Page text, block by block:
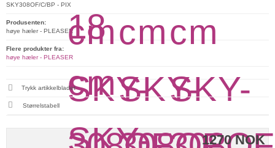
1270 NOK
SKY308OF/C/BP - PIX
Produsenten:
høye hæler - PLEASER
Flere produkter fra:
høye hæler - PLEASER
Trykk artikkelbladet
Størrelstabell